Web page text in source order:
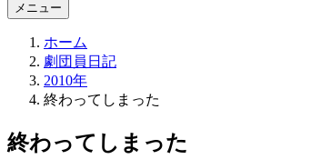
メニュー
ホーム
劇団員日記
2010年
終わってしまった
終わってしまった